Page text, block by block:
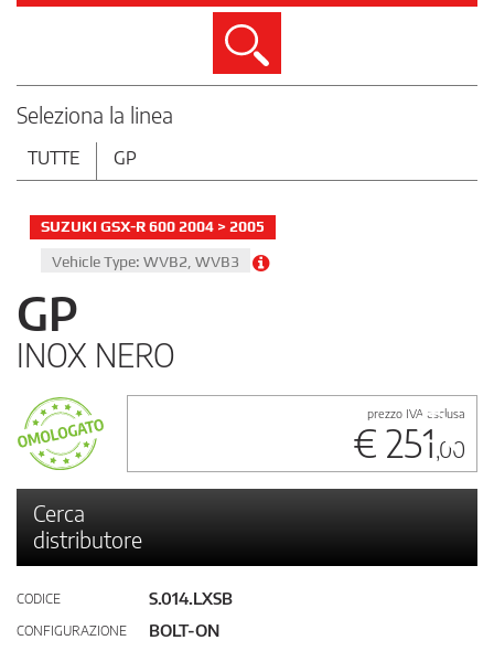
Cerca
Seleziona la linea
TUTTE GP
SUZUKI GSX-R 600 2004 > 2005
Vehicle Type: WVB2, WVB3
GP
INOX NERO
prezzo IVA esclusa
€ 251,00
Cerca
distributore
CODICE S.014.LXSB
CONFIGURAZIONE BOLT-ON